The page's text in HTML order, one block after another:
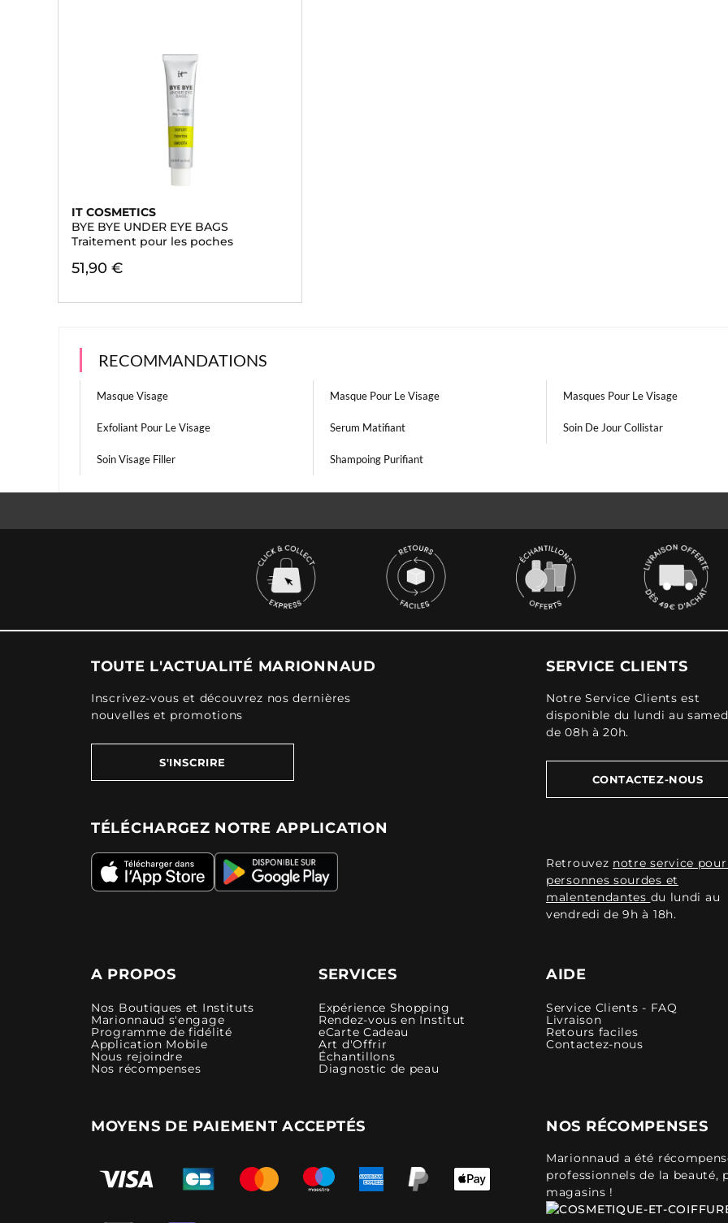
IT COSMETICS
BYE BYE UNDER EYE BAGS
Traitement pour les poches
51,90 €
RECOMMANDATIONS
Masque Visage Masque Pour Le Visage Masques Pour Le Visage
Exfoliant Pour Le Visage Serum Matifiant Soin De Jour Collistar
Soin Visage Filler Shampoing Purifiant
TOUTE L'ACTUALITÉ MARIONNAUD
Inscrivez-vous et découvrez nos dernières
nouvelles et promotions
S'INSCRIRE
TÉLÉCHARGEZ NOTRE APPLICATION
SERVICE CLIENTS
Notre Service Clients est
disponible du lundi au
de 08h à 20h.
CONTACTEZ-NOUS
Retrouvez notre service
personnes sourdes et
malentendantes du lundi au
vendredi de 9h à 18h.
A PROPOS
Nos Boutiques et Instituts
Marionnaud s'engage
Programme de fidélité
Application Mobile
Nous rejoindre
Nos récompenses
SERVICES
Expérience Shopping
Rendez-vous en Institut
eCarte Cadeau
Art d'Offrir
Échantillons
Diagnostic de peau
AIDE
Service Clients - FAQ
Livraison
Retours faciles
Contactez-nous
MOYENS DE PAIEMENT ACCEPTÉS NOS RÉCOMPENSES
Marionnaud a été
professionnels de la beauté,
magasins !